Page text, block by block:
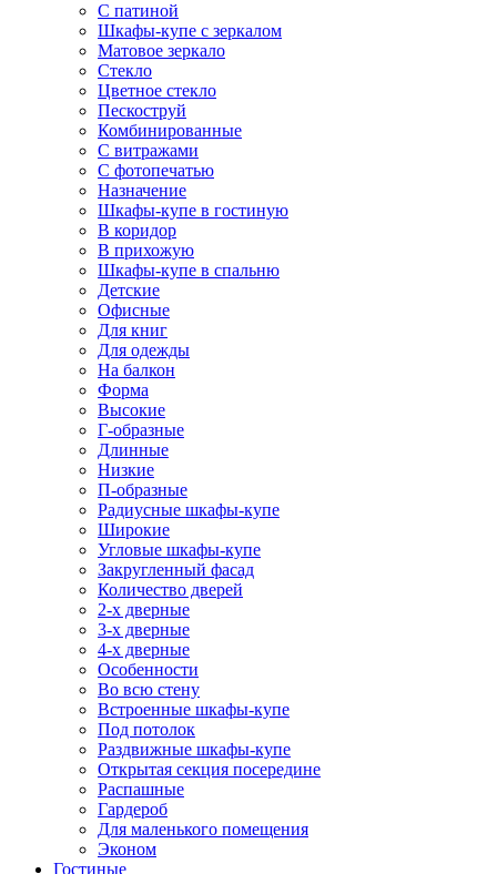
С патиной
Шкафы-купе с зеркалом
Матовое зеркало
Стекло
Цветное стекло
Пескоструй
Комбинированные
С витражами
С фотопечатью
Назначение
Шкафы-купе в гостиную
В коридор
В прихожую
Шкафы-купе в спальню
Детские
Офисные
Для книг
Для одежды
На балкон
Форма
Высокие
Г-образные
Длинные
Низкие
П-образные
Радиусные шкафы-купе
Широкие
Угловые шкафы-купе
Закругленный фасад
Количество дверей
2-х дверные
3-х дверные
4-х дверные
Особенности
Во всю стену
Встроенные шкафы-купе
Под потолок
Раздвижные шкафы-купе
Открытая секция посередине
Распашные
Гардероб
Для маленького помещения
Эконом
Гостиные